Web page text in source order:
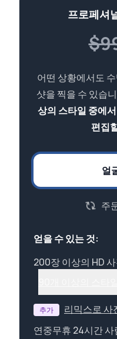
프로페셔
어떤 상황에서도
샷을 찍을 수 있습
상의 스타일 중에
편집
얼
주
얻을 수 있는 것:
200장 이상의 HD
추가
리믹스로 사
연중무휴 24시간 사